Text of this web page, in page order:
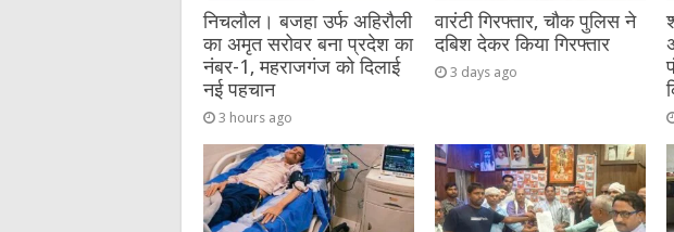
निचलौल। बजहा उर्फ अहिरौली
का अमृत सरोवर बना प्रदेश का
नंबर-1, महराजगंज को दिलाई
नई पहचान
3 hours ago
वारंटी गिरफ्तार, चौक पुलिस ने
दबिश देकर किया गिरफ्तार
3 days ago